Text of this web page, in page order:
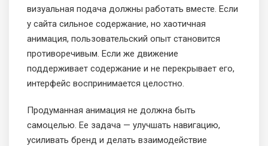
визуальная подача должны работать вместе. Если
у сайта сильное содержание, но хаотичная
анимация, пользовательский опыт становится
противоречивым. Если же движение
поддерживает содержание и не перекрывает его,
интерфейс воспринимается целостно.
Продуманная анимация не должна быть
самоцелью. Ее задача — улучшать навигацию,
усиливать бренд и делать взаимодействие